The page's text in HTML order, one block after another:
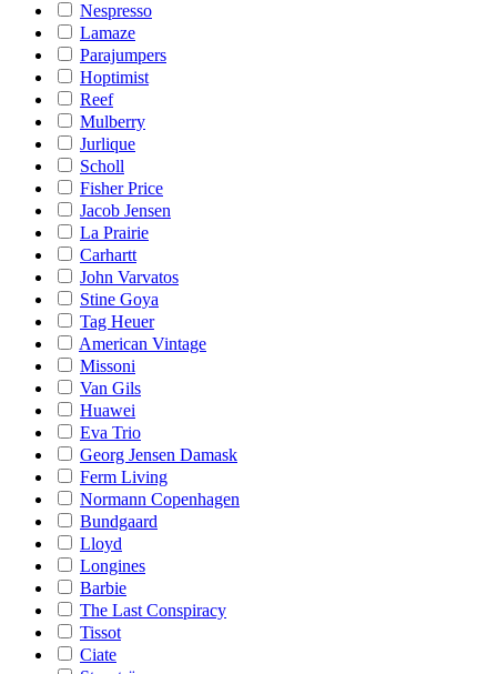
Nespresso
Lamaze
Parajumpers
Hoptimist
Reef
Mulberry
Jurlique
Scholl
Fisher Price
Jacob Jensen
La Prairie
Carhartt
John Varvatos
Stine Goya
Tag Heuer
American Vintage
Missoni
Van Gils
Huawei
Eva Trio
Georg Jensen Damask
Ferm Living
Normann Copenhagen
Bundgaard
Lloyd
Longines
Barbie
The Last Conspiracy
Tissot
Ciate